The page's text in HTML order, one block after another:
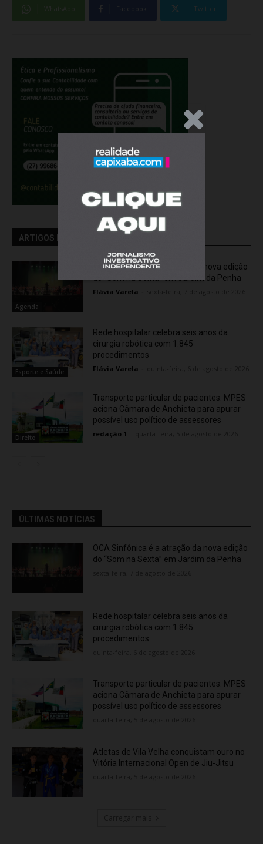
.Anúncio
Facebook Twitter
ARTIGOS RELACIONADOS
Agenda
OCA Sinfônica é a atração da nova edição
do “Som na Sexta” em Jardim da Penha
Flávia Varela
Esporte e Saúde
Rede hospitalar celebra seis anos da
cirurgia robótica com 1.845
procedimentos
Flávia Varela
Direito
Transporte particular de pacientes: MPES
aciona Câmara de Anchieta para apurar
possível uso político de assessores
redação 1
ÚLTIMAS NOTÍCIAS
OCA Sinfônica é a atração da nova edição
do “Som na Sexta” em Jardim da Penha
Rede hospitalar celebra seis anos da
cirurgia robótica com 1.845
procedimentos
Transporte particular de pacientes: MPES
aciona Câmara de Anchieta para apurar
possível uso político de assessores
Atletas de Vila Velha conquistam ouro no
Vitória Internacional Open de Jiu-Jitsu